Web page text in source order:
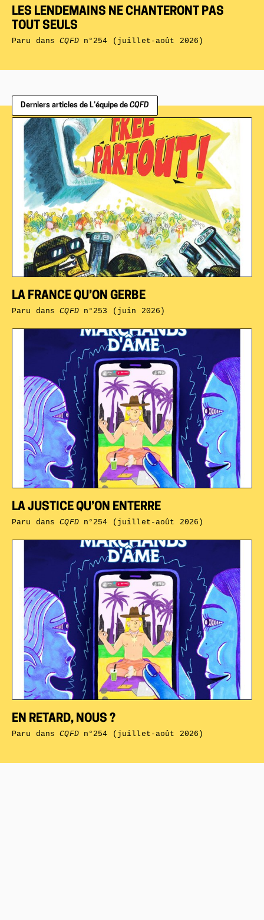
LES LENDEMAINS NE CHANTERONT PAS
TOUT SEULS
Paru dansCQFDn°254 (juillet-août 2026)
Derniers articles de L’équipe de CQFD
EN RETARD, NOUS ?
Paru dansCQFDn°254 (juillet-août 2026)
LA JUSTICE QU’ON ENTERRE
Paru dansCQFDn°254 (juillet-août 2026)
LA FRANCE QU’ON GERBE
Paru dansCQFDn°253 (juin 2026)